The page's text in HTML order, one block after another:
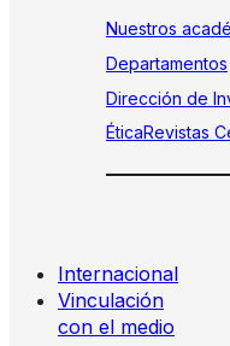
Nuestros
Departamentos
Dirección de
ÉticaRevistas
Internacional
Vinculación
con el medio